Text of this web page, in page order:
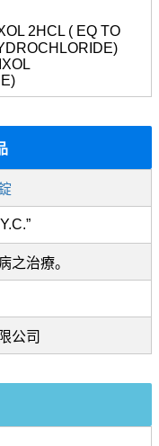
2HCL ( EQ TO
之治療。
公司